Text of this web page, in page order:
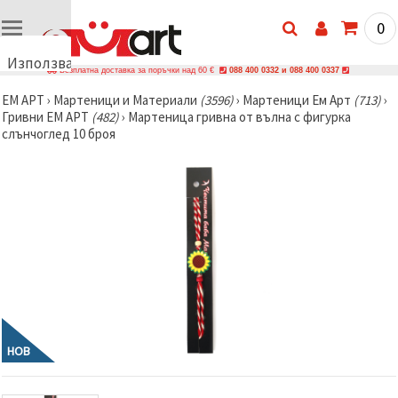
Използваме
🍪
Използваме
бисквитки
да
анализираме
трафика и
да
показваме
0
Безплатна доставка за поръчки над 60 € 088 400 0332 и 088 400 0337
ЕМ АРТ › Мартеници и Материали (3596)› Мартеници Ем Арт (713)›
Гривни ЕМ АРТ (482)› Мартеница гривна от вълна с фигурка
слънчоглед 10 броя
НОВ